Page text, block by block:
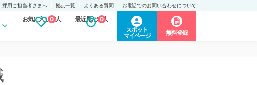
採用ご担当者さまへ 拠点一覧 よくある質問 お電話でのお問い合わせについて
お気に入り求人
0 最近見た求人
0
スポット
マイページ
無料登録